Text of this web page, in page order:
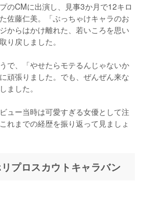
のCMに出演し、見事3か月で12キロ
佐藤仁美。「ぶっちゃけキャラのお
からはかけ離れた、若いころを思い
り戻しました。
で、「やせたらモテるんじゃないか
頑張りました。でも、ぜんぜん来な
ました。
ュー当時は可愛すぎる女優として注
れまでの経歴を振り返って見ましょ
プロスカウトキャラバン